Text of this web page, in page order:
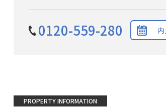
0120-559-280
PROPERTY INFORMATION